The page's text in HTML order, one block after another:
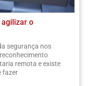
o
segurança nos
remota e existe
fazer